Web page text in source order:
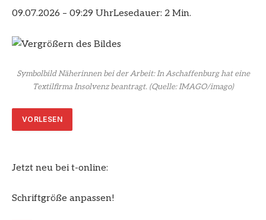
09.07.2026 – 09:29 UhrLesedauer: 2 Min.
Symbolbild Näherinnen bei der Arbeit: In Aschaffenburg hat eine
Textilfirma Insolvenz beantragt.(Quelle: IMAGO/imago)
VORLESEN
Jetzt neu bei t-online:
Schriftgröße anpassen!